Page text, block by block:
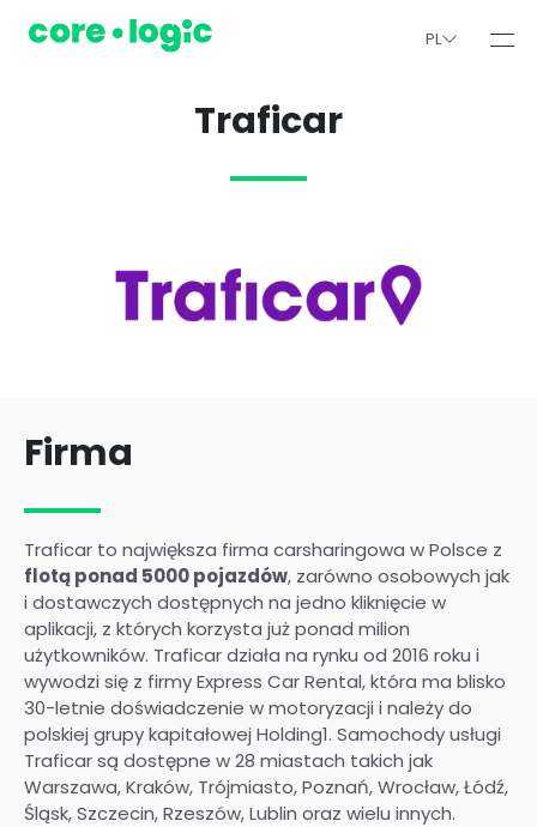
PL
Traficar
Firma
Traficar to największa firma carsharingowa w Polsce z
flotą ponad 5000 pojazdów, zarówno osobowych jak
i dostawczych dostępnych na jedno kliknięcie w
aplikacji, z których korzysta już ponad milion
użytkowników. Traficar działa na rynku od 2016 roku i
wywodzi się z firmy Express Car Rental, która ma blisko
30-letnie doświadczenie w motoryzacji i należy do
polskiej grupy kapitałowej Holding1. Samochody usługi
Traficar są dostępne w 28 miastach takich jak
Warszawa, Kraków, Trójmiasto, Poznań, Wrocław, Łódź,
Śląsk, Szczecin, Rzeszów, Lublin oraz wielu innych.